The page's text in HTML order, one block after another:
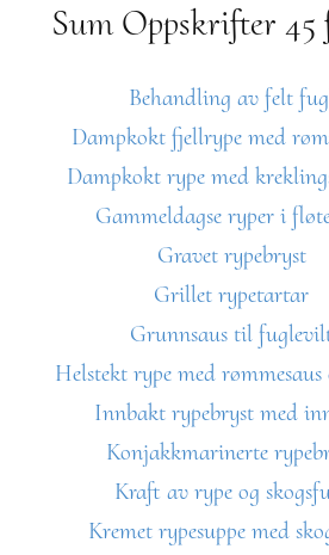
Sum Oppskrifter 45
Behandling av felt
Dampkokt fjellrype med
Dampkokt rype med
Gammeldagse ryper i
Gravet rypebryst
Grillet rypetartar
Grunnsaus til
Helstekt rype med rømmesaus
Innbakt rypebryst med
Konjakkmarinerte
Kraft av rype og
Kremet rypesuppe med